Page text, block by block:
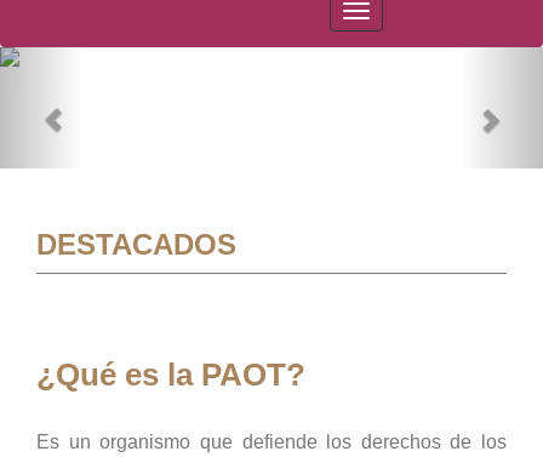
PAOT
DESTACADOS
¿Qué es la PAOT?
Es un organismo que defiende los derechos de los